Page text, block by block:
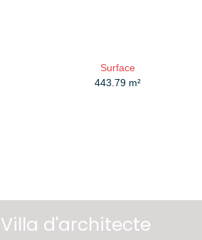
Surface
443.79 m²
d'architecte